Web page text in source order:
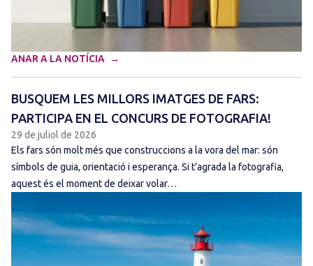
ANAR A LA NOTÍCIA
BUSQUEM LES MILLORS IMATGES DE FARS:
PARTICIPA EN EL CONCURS DE FOTOGRAFIA!
29 de juliol de 2026
Els fars són molt més que construccions a la vora del mar: són
símbols de guia, orientació i esperança. Si t’agrada la fotografia,
aquest és el moment de deixar volar…